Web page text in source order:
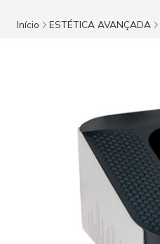
Início ESTÉTICA AVANÇADA